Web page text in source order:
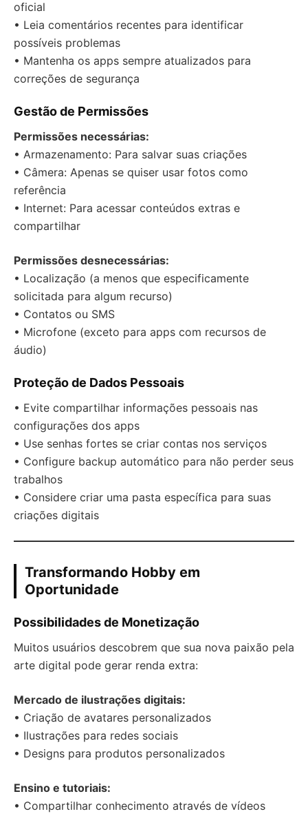
oficial
• Leia comentários recentes para identificar
possíveis problemas
• Mantenha os apps sempre atualizados para
correções de segurança
Gestão de Permissões
Permissões necessárias:
• Armazenamento: Para salvar suas criações
• Câmera: Apenas se quiser usar fotos como
referência
• Internet: Para acessar conteúdos extras e
compartilhar
Permissões desnecessárias:
• Localização (a menos que especificamente
solicitada para algum recurso)
• Contatos ou SMS
• Microfone (exceto para apps com recursos de
áudio)
Proteção de Dados Pessoais
• Evite compartilhar informações pessoais nas
configurações dos apps
• Use senhas fortes se criar contas nos serviços
• Configure backup automático para não perder seus
trabalhos
• Considere criar uma pasta específica para suas
criações digitais
Transformando Hobby em
Oportunidade
Possibilidades de Monetização
Muitos usuários descobrem que sua nova paixão pela
arte digital pode gerar renda extra:
Mercado de ilustrações digitais:
• Criação de avatares personalizados
• Ilustrações para redes sociais
• Designs para produtos personalizados
Ensino e tutoriais:
• Compartilhar conhecimento através de vídeos